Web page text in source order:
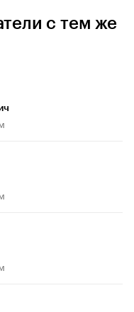
с тем же